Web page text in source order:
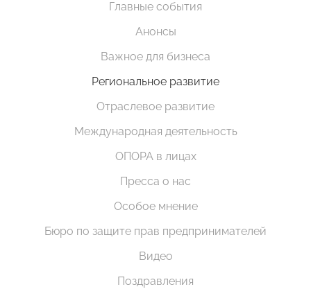
Главные события
Анонсы
Важное для бизнеса
Региональное развитие
Отраслевое развитие
Международная деятельность
ОПОРА в лицах
Пресса о нас
Особое мнение
Бюро по защите прав предпринимателей
Видео
Поздравления